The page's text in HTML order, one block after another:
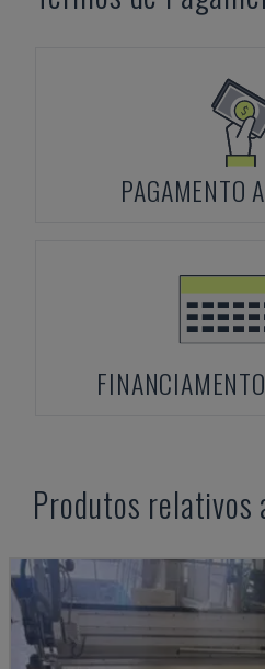
PAGAMENTO
Produtos relativos